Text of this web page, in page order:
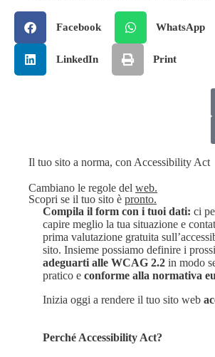
Facebook WhatsApp
LinkedIn Print
Il tuo sito a norma, con Accessibility Act
Cambiano le regole del web.
Scopri se il tuo sito è pronto.
Compila il form con i tuoi dati: ci
capire meglio la tua situazione e
prima valutazione gratuita
sito. Insieme possiamo definire i
adeguarti alle WCAG 2.2 in modo
pratico e conforme alla normativa
Inizia oggi a rendere il tuo sito web
Perché Accessibility Act?